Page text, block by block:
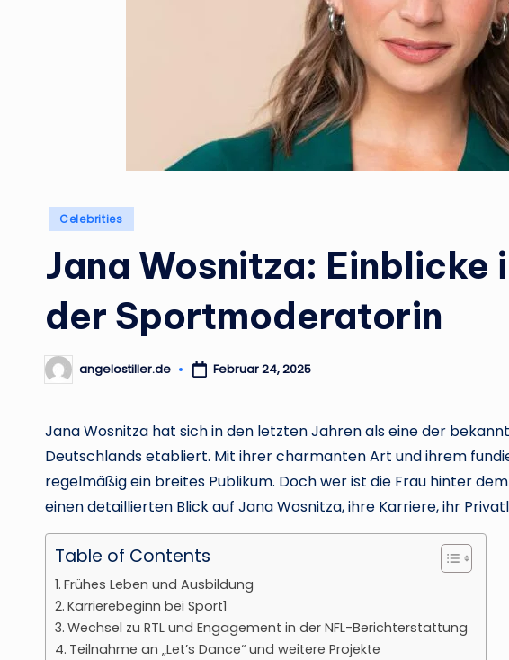
Posted
Celebrities
Jana Wosnitza: Einblicke
der Sportmoderatorin
Posted
by
angelostiller.de Februar 24, 2025
Jana Wosnitza hat sich in den letzten Jahren als eine der
Deutschlands etabliert. Mit ihrer charmanten Art und ihrem
regelmäßig ein breites Publikum. Doch wer ist die Frau hinter
einen detaillierten Blick auf Jana Wosnitza, ihre Karriere, ihr
Table of Contents
Frühes Leben und Ausbildung
Karrierebeginn bei Sport1
Wechsel zu RTL und Engagement in der NFL-Berichterstattung
Teilnahme an „Let’s Dance“ und weitere Projekte